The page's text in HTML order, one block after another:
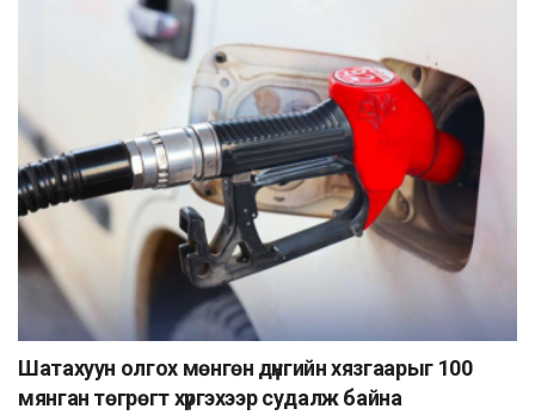
Шатахуун олгох мөнгөн дүнгийн хязгаарыг 100
мянган төгрөгт хүргэхээр судалж байна